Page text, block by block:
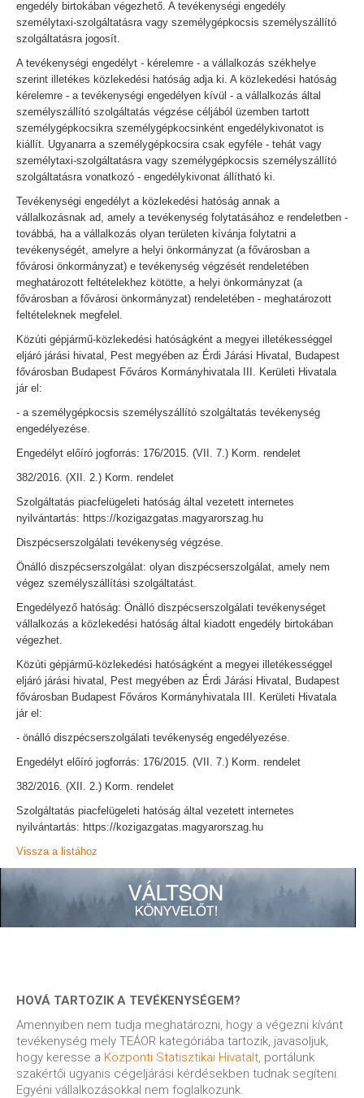
engedély birtokában végezhető. A tevékenységi engedély
személytaxi-szolgáltatásra vagy személygépkocsis személyszállító
szolgáltatásra jogosít.
A tevékenységi engedélyt - kérelemre - a vállalkozás székhelye
szerint illetékes közlekedési hatóság adja ki. A közlekedési hatóság
kérelemre - a tevékenységi engedélyen kívül - a vállalkozás által
személyszállító szolgáltatás végzése céljából üzemben tartott
személygépkocsikra személygépkocsinként engedélykivonatot is
kiállít. Ugyanarra a személygépkocsira csak egyféle - tehát vagy
személytaxi-szolgáltatásra vagy személygépkocsis személyszállító
szolgáltatásra vonatkozó - engedélykivonat állítható ki.
Tevékenységi engedélyt a közlekedési hatóság annak a
vállalkozásnak ad, amely a tevékenység folytatásához e rendeletben -
továbbá, ha a vállalkozás olyan területen kívánja folytatni a
tevékenységét, amelyre a helyi önkormányzat (a fővárosban a
fővárosi önkormányzat) e tevékenység végzését rendeletében
meghatározott feltételekhez kötötte, a helyi önkormányzat (a
fővárosban a fővárosi önkormányzat) rendeletében - meghatározott
feltételeknek megfelel.
Közúti gépjármű-közlekedési hatóságként a megyei illetékességgel
eljáró járási hivatal, Pest megyében az Érdi Járási Hivatal, Budapest
fővárosban Budapest Főváros Kormányhivatala III. Kerületi Hivatala
jár el:
- a személygépkocsis személyszállító szolgáltatás tevékenység
engedélyezése.
Engedélyt előíró jogforrás: 176/2015. (VII. 7.) Korm. rendelet
382/2016. (XII. 2.) Korm. rendelet
Szolgáltatás piacfelügeleti hatóság által vezetett internetes
nyilvántartás: https://kozigazgatas.magyarorszag.hu
Diszpécserszolgálati tevékenység végzése.
Önálló diszpécserszolgálat: olyan diszpécserszolgálat, amely nem
végez személyszállítási szolgáltatást.
Engedélyező hatóság: Önálló diszpécserszolgálati tevékenységet
vállalkozás a közlekedési hatóság által kiadott engedély birtokában
végezhet.
Közúti gépjármű-közlekedési hatóságként a megyei illetékességgel
eljáró járási hivatal, Pest megyében az Érdi Járási Hivatal, Budapest
fővárosban Budapest Főváros Kormányhivatala III. Kerületi Hivatala
jár el:
- önálló diszpécserszolgálati tevékenység engedélyezése.
Engedélyt előíró jogforrás: 176/2015. (VII. 7.) Korm. rendelet
382/2016. (XII. 2.) Korm. rendelet
Szolgáltatás piacfelügeleti hatóság által vezetett internetes
nyilvántartás: https://kozigazgatas.magyarorszag.hu
Vissza a listához
HOVÁ TARTOZIK A TEVÉKENYSÉGEM?
Amennyiben nem tudja meghatározni, hogy a végezni kívánt
tevékenység mely TEÁOR kategóriába tartozik, javasoljuk,
hogy keresse a Központi Statisztikai Hivatalt , portálunk
szakértői ugyanis cégeljárási kérdésekben tudnak segíteni.
Egyéni vállalkozásokkal nem foglalkozunk.